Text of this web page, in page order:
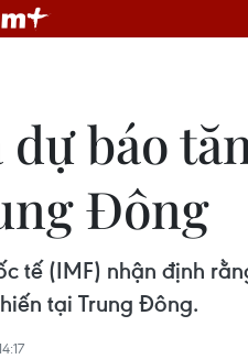
dự báo
Đông
tế (IMF) nhận định
tại Trung Đông.